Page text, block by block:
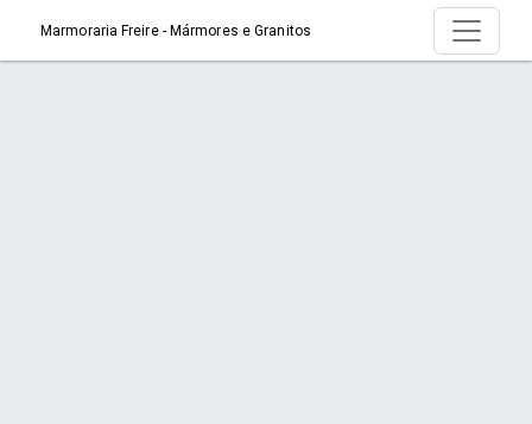
Marmoraria Freire - Mármores e Granitos